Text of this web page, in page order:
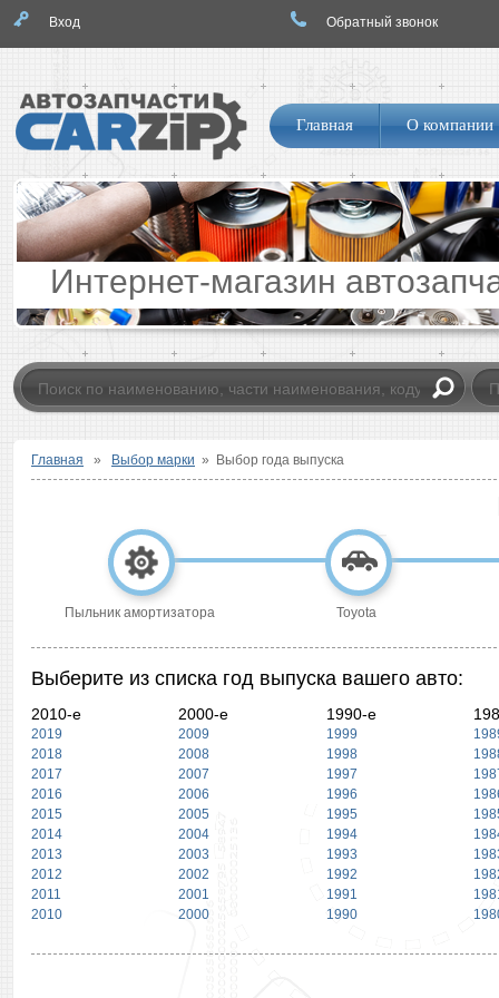
Обратный звонок
Вход
Логотип
Навигация
по
Главная О компании
Интернет-магазин
Главная » Выбор марки » Выбор года выпуска
Пыльник амортизатора Toyota
Выберите из списка год выпуска вашего авто:
2010-е
2019
2018
2017
2016
2015
2014
2013
2012
2011
2010
2000-е
2009
2008
2007
2006
2005
2004
2003
2002
2001
2000
1990-е
1999
1998
1997
1996
1995
1994
1993
1992
1991
1990